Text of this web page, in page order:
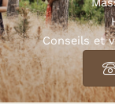
Conseils et